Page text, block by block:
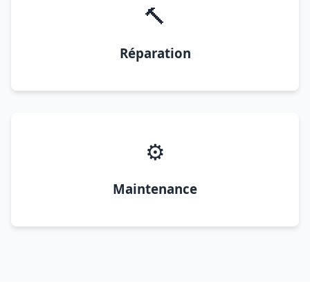
🔨
Réparation
⚙️
Maintenance